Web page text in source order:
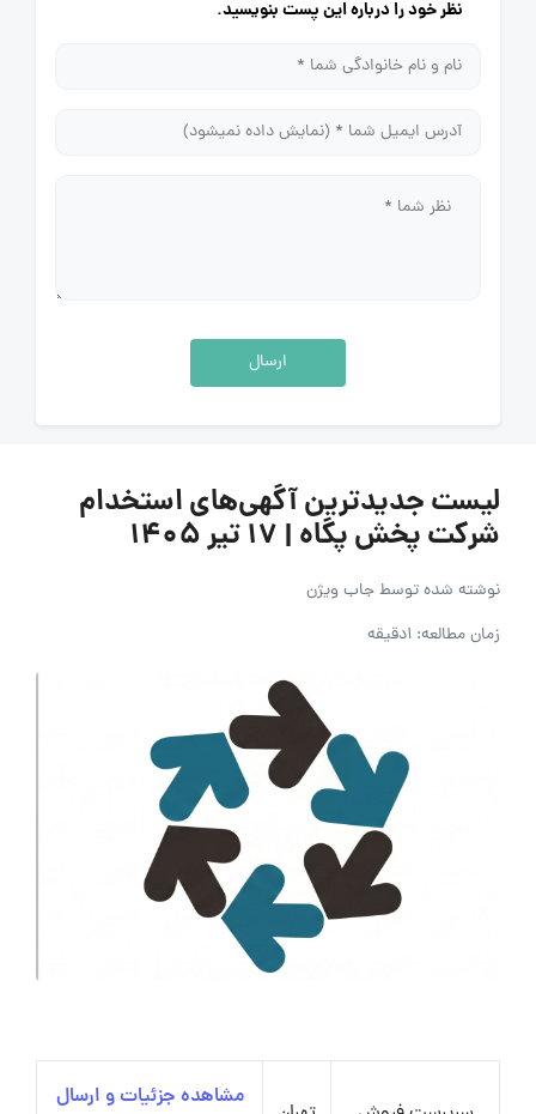
نظر خود را درباره این پست بنویسید.
ارسال
لیست جدیدترین آگهی‌های استخدام
شرکت پخش پگاه | ۱۷ تیر ۱۴۰۵
نوشته شده توسطجاب ویژن
زمان مطالعه: 1دقیقه
مشاهده جزئیات و ارسال